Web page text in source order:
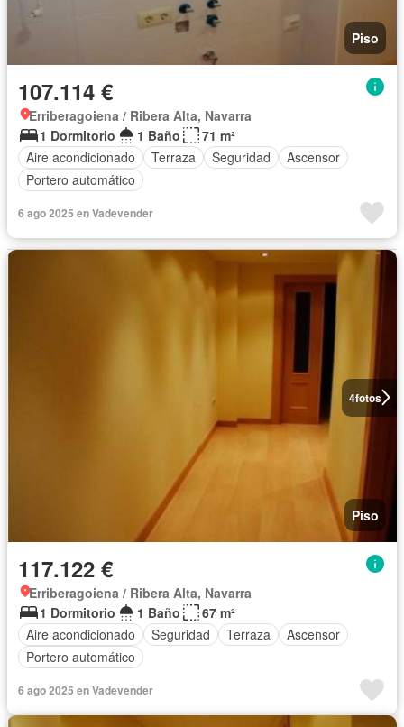
Piso
107.114 €
Erriberagoiena / Ribera Alta, Navarra
1 Dormitorio
1 Baño
71 m²
Aire acondicionado
Terraza Seguridad
Ascensor
Portero automático
6 ago 2025 en Vadevender
4fotos
Piso
117.122 €
Erriberagoiena / Ribera Alta, Navarra
1 Dormitorio
1 Baño
67 m²
Aire acondicionado
Seguridad Terraza
Ascensor
Portero automático
6 ago 2025 en Vadevender